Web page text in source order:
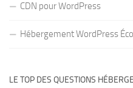
CDN pour WordPress
Hébergement WordPress
LE TOP DES QUESTIONS